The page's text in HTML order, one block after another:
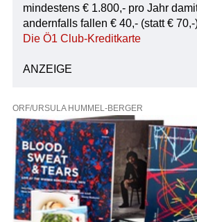
mindestens € 1.800,- pro Jahr
andernfalls fallen € 40,- (statt € 70,-
Die Ö1 Club-Kreditkarte
ANZEIGE
ORF/URSULA HUMMEL-BERGER